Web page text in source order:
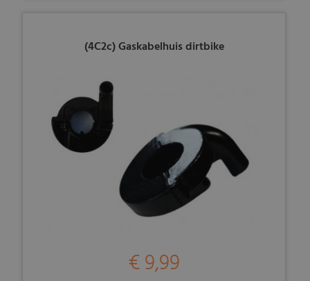
(4C2c) Gaskabelhuis dirtbike
€ 9,99